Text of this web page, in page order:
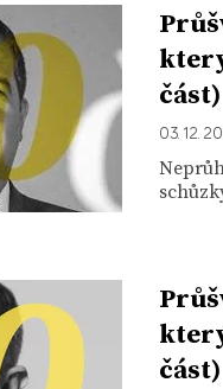
část)
03. 12.
část)